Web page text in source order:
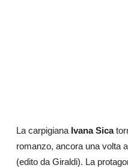
La carpigiana Ivana Sica
romanzo, ancora una volta
(edito da Giraldi). La